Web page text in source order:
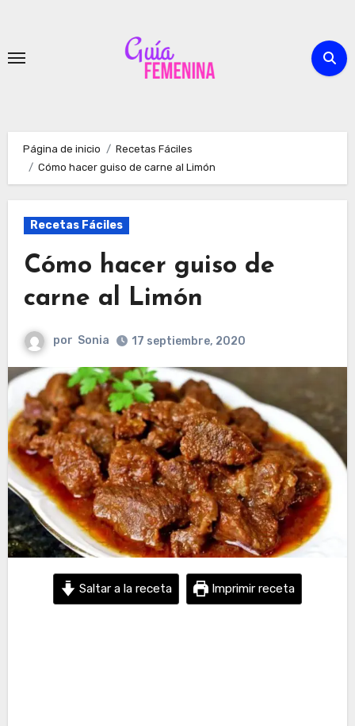
contenido
Página de inicio
Recetas Fáciles
Cómo hacer guiso de carne al Limón
Recetas Fáciles
Cómo hacer guiso de
carne al Limón
por Sonia 17 septiembre, 2020
Saltar a la receta Imprimir receta